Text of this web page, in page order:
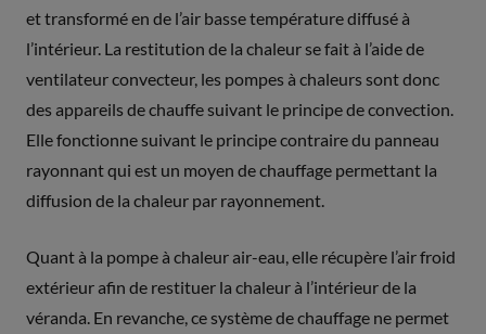
et transformé en de l’air basse température diffusé à
l’intérieur. La restitution de la chaleur se fait à l’aide de
ventilateur convecteur, les pompes à chaleurs sont donc
des appareils de chauffe suivant le principe de convection.
Elle fonctionne suivant le principe contraire du panneau
rayonnant qui est un moyen de chauffage permettant la
diffusion de la chaleur par rayonnement.
Quant à la pompe à chaleur air-eau, elle récupère l’air froid
extérieur afin de restituer la chaleur à l’intérieur de la
véranda. En revanche, ce système de chauffage ne permet